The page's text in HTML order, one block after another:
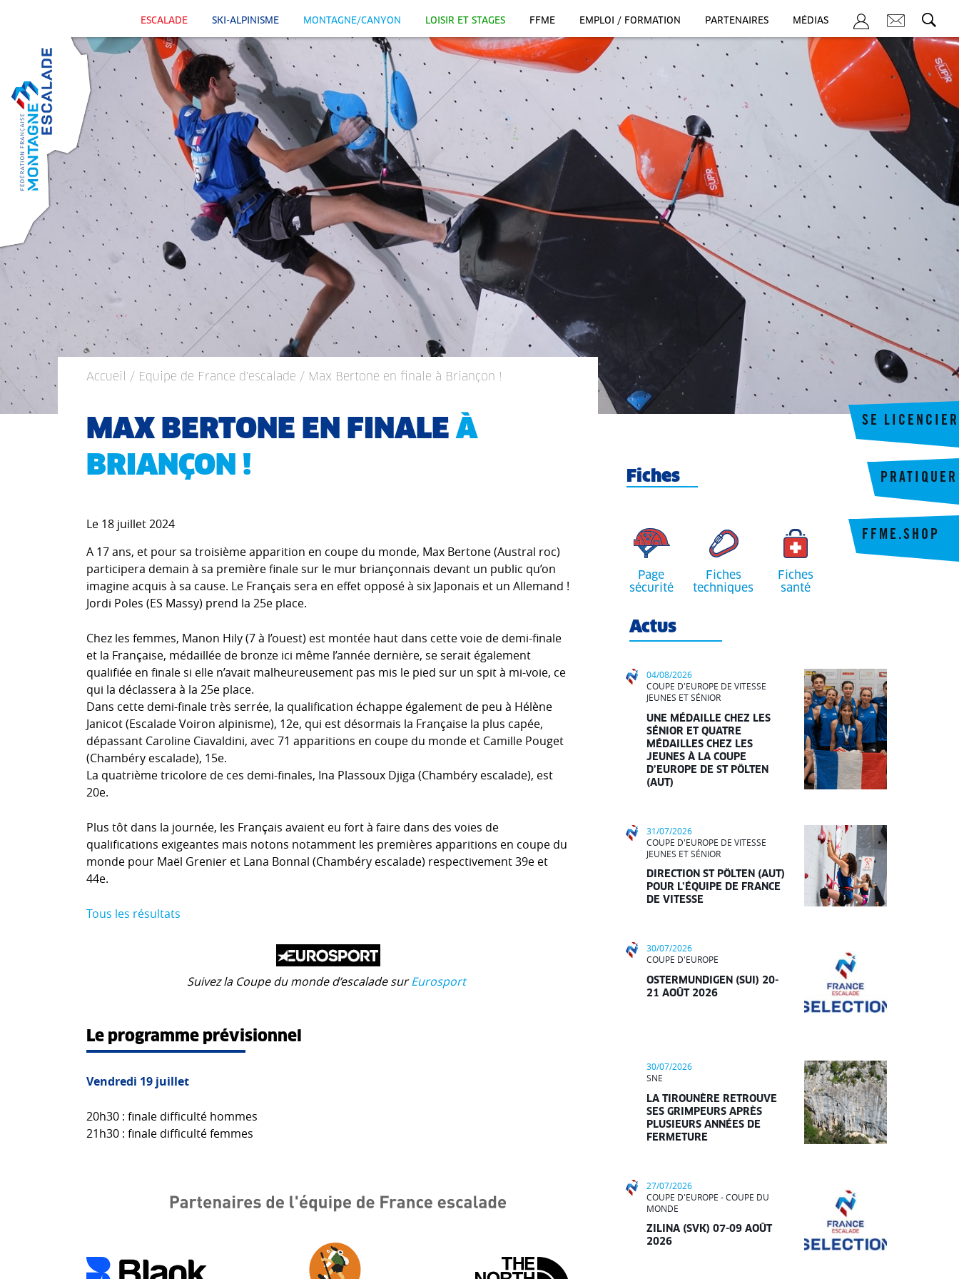
ESCALADE SKI-ALPINISME MONTAGNE/CANYON LOISIR ET STAGES FFME EMPLOI / FORMATION PARTENAIRES MÉDIAS
SE LICENCIER
FFME.SHOP
PRATIQUER
Accueil / Equipe de France d'escalade / Max Bertone en finale à Briançon !
MAX BERTONE EN FINALEÀ
BRIANÇON !
Le 18 juillet 2024
A 17 ans, et pour sa troisième apparition en coupe du monde, Max Bertone (Austral roc)
participera demain à sa première finale sur le mur briançonnais devant un public qu’on
imagine acquis à sa cause. Le Français sera en effet opposé à six Japonais et un Allemand !
Jordi Poles (ES Massy) prend la 25e place.
Chez les femmes, Manon Hily (7 à l’ouest) est montée haut dans cette voie de demi-finale
et la Française, médaillée de bronze ici même l’année dernière, se serait également
qualifiée en finale si elle n’avait malheureusement pas mis le pied sur un spit à mi-voie, ce
qui la déclassera à la 25e place.
Dans cette demi-finale très serrée, la qualification échappe également de peu à Hélène
Janicot (Escalade Voiron alpinisme), 12e, qui est désormais la Française la plus capée,
dépassant Caroline Ciavaldini, avec 71 apparitions en coupe du monde et Camille Pouget
(Chambéry escalade), 15e.
La quatrième tricolore de ces demi-finales, Ina Plassoux Djiga (Chambéry escalade), est
20e.
Plus tôt dans la journée, les Français avaient eu fort à faire dans des voies de
qualifications exigeantes mais notons notamment les premières apparitions en coupe du
monde pour Maël Grenier et Lana Bonnal (Chambéry escalade) respectivement 39e et
44e.
Tous les résultats
Suivez la Coupe du monde d’escalade surEurosport
Le programme prévisionnel
Vendredi 19 juillet
20h30 : finale difficulté hommes
21h30 : finale difficulté femmes
Fiches
Page
sécurité
Fiches
techniques
Fiches
santé
Actus
04/08/2026
COUPE D'EUROPE DE VITESSE
JEUNES ET SÉNIOR
UNE MÉDAILLE CHEZ LES
SÉNIOR ET QUATRE
MÉDAILLES CHEZ LES
JEUNES À LA COUPE
D’EUROPE DE ST PÖLTEN
(AUT)
31/07/2026
COUPE D'EUROPE DE VITESSE
JEUNES ET SÉNIOR
DIRECTION ST PÖLTEN (AUT)
POUR L’ÉQUIPE DE FRANCE
DE VITESSE
30/07/2026
COUPE D'EUROPE
OSTERMUNDIGEN (SUI) 20-
21 AOÛT 2026
30/07/2026
SNE
LA TIROUNÈRE RETROUVE
SES GRIMPEURS APRÈS
PLUSIEURS ANNÉES DE
FERMETURE
27/07/2026
COUPE D'EUROPE - COUPE DU
MONDE
ZILINA (SVK) 07-09 AOÛT
2026